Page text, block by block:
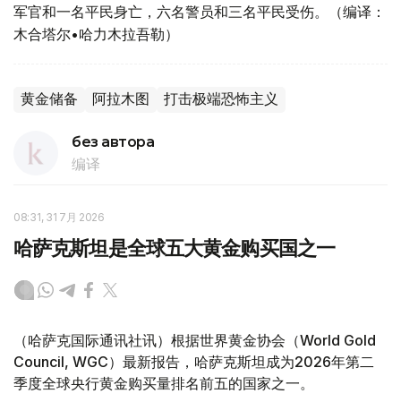
军官和一名平民身亡，六名警员和三名平民受伤。（编译：
木合塔尔•哈力木拉吾勒）
黄金储备 阿拉木图 打击极端恐怖主义
без автора
编译
08:31, 31 7月 2026
哈萨克斯坦是全球五大黄金购买国之一
（哈萨克国际通讯社讯）根据世界黄金协会（World Gold
Council, WGC）最新报告，哈萨克斯坦成为2026年第二
季度全球央行黄金购买量排名前五的国家之一。